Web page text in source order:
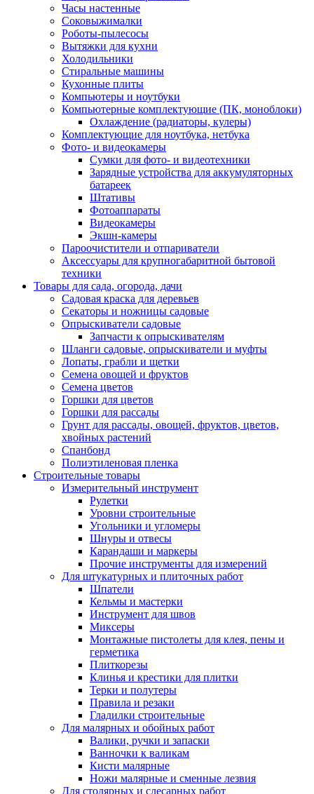
Часы настенные
Соковыжималки
Роботы-пылесосы
Вытяжки для кухни
Холодильники
Стиральные машины
Кухонные плиты
Компьютеры и ноутбуки
Компьютерные комплектующие (ПК, моноблоки)
Охлаждение (радиаторы, кулеры)
Комплектующие для ноутбука, нетбука
Фото- и видеокамеры
Сумки для фото- и видеотехники
Зарядные устройства для аккумуляторных
батареек
Штативы
Фотоаппараты
Видеокамеры
Экшн-камеры
Пароочистители и отпариватели
Аксессуары для крупногабаритной бытовой
техники
Товары для сада, огорода, дачи
Садовая краска для деревьев
Секаторы и ножницы садовые
Опрыскиватели садовые
Запчасти к опрыскивателям
Шланги садовые, опрыскиватели и муфты
Лопаты, грабли и щетки
Семена овощей и фруктов
Семена цветов
Горшки для цветов
Горшки для рассады
Грунт для рассады, овощей, фруктов, цветов,
хвойных растений
Спанбонд
Полиэтиленовая пленка
Строительные товары
Измерительный инструмент
Рулетки
Уровни строительные
Угольники и угломеры
Шнуры и отвесы
Карандаши и маркеры
Прочие инструменты для измерений
Для штукатурных и плиточных работ
Шпатели
Кельмы и мастерки
Инструмент для швов
Миксеры
Монтажные пистолеты для клея, пены и
герметика
Плиткорезы
Клинья и крестики для плитки
Терки и полутеры
Правила и резаки
Гладилки строительные
Для малярных и обойных работ
Валики, ручки и запаски
Ванночки к валикам
Кисти малярные
Ножи малярные и сменные лезвия
Для столярных и слесарных работ